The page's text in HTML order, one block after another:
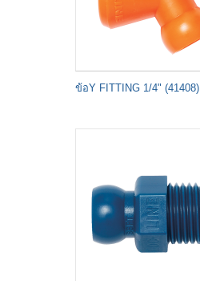
ข้อY FITTING 1/4" (41408)